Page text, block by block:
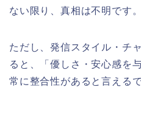
ない限り、真相は不明です。
ただし、発信スタイル・チ
ると、「優しさ・安心感を
常に整合性があると言えるで